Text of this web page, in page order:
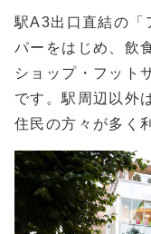
駅A3出口直結の「
パーをはじめ、飲
ショップ・フット
です。駅周辺以外
住民の方々が多く